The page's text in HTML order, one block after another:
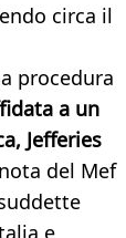
circa il
procedura
a un
Jefferies
del Mef
e